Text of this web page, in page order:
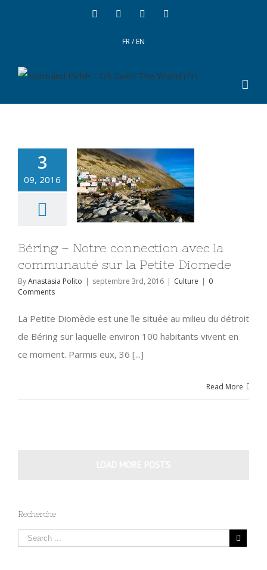
FR/EN
3
09, 2016
Béring – Notre connection avec la
communauté sur la Petite Diomede
ByAnastasia Polito | septembre 3rd, 2016 | Culture | 0
Comments
La Petite Diomède est une île située au milieu du détroit
de Béring sur laquelle environ 100 habitants vivent en
ce moment. Parmis eux, 36 [...]
Read More
Recherche